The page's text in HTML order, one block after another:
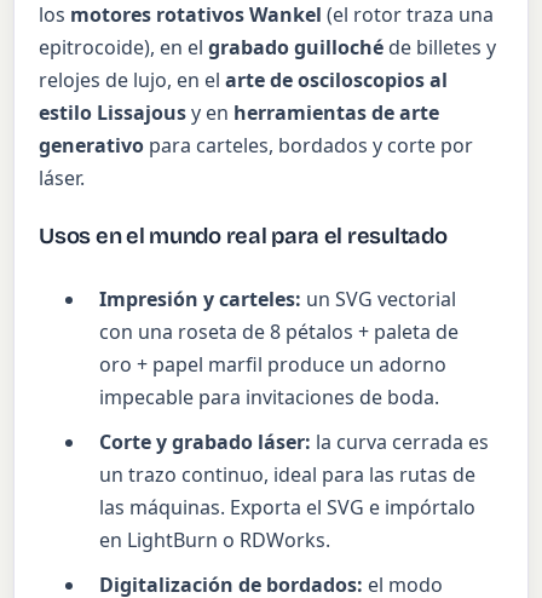
los motores rotativos Wankel (el rotor traza una
epitrocoide), en elgrabado guilloché de billetes y
relojes de lujo, en elarte de osciloscopios al
estilo Lissajousy en herramientas de arte
generativo para carteles, bordados y corte por
láser.
Usos en el mundo real para el resultado
Impresión y carteles: un SVG vectorial
con una roseta de 8 pétalos + paleta de
oro + papel marfil produce un adorno
impecable para invitaciones de boda.
Corte y grabado láser: la curva cerrada es
un trazo continuo, ideal para las rutas de
las máquinas. Exporta el SVG e impórtalo
en LightBurn o RDWorks.
Digitalización de bordados: el modo